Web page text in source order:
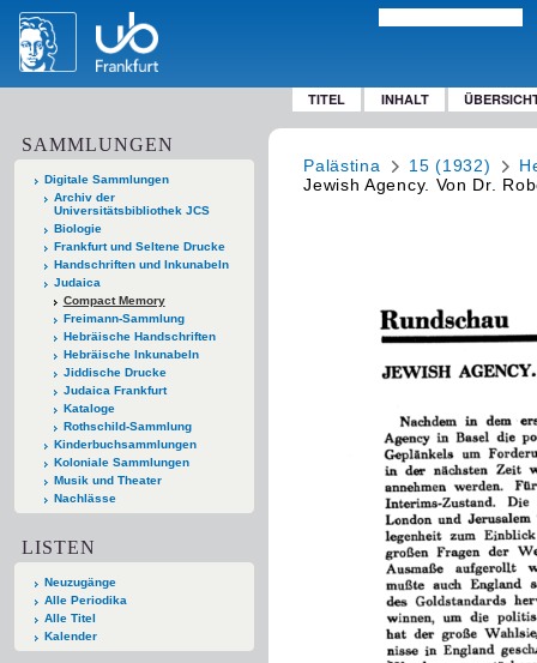
TITEL INHALT
SAMMLUNGEN
Digitale Sammlungen
Archiv der
Universitätsbibliothek JCS
Biologie
Frankfurt und Seltene Drucke
Handschriften und Inkunabeln
Judaica
Compact Memory
Freimann-Sammlung
Hebräische Handschriften
Hebräische Inkunabeln
Jiddische Drucke
Judaica Frankfurt
Kataloge
Rothschild-Sammlung
Kinderbuchsammlungen
Koloniale Sammlungen
Musik und Theater
Nachlässe
LISTEN
Neuzugänge
Alle Periodika
Alle Titel
Kalender
Palästina 15 (1932)
Jewish Agency. Von Dr.